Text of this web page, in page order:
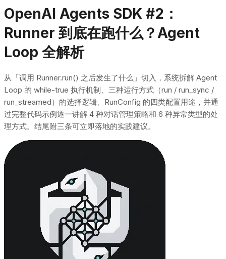
OpenAI Agents SDK #2：
Runner 到底在跑什么？Agent
Loop 全解析
从「调用 Runner.run() 之后发生了什么」切入，系统拆解 Agent
Loop 的 while-true 执行机制、三种运行方式（run / run_sync /
run_streamed）的选择逻辑、RunConfig 的四类配置用途，并通
过完整代码示例逐一讲解 4 种对话管理策略和 6 种异常类型的处
理方式。结尾附三条可立即落地的实践建议。